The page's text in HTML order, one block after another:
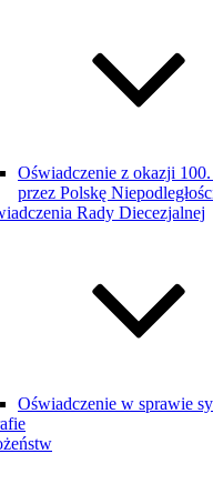
Oświadczenie z okazji
przez Polskę
Rady Diecezjalnej
Oświadczenie w sprawie